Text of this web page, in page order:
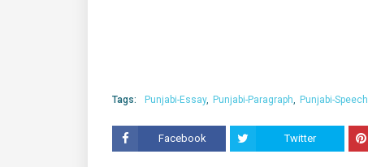
Tags: Punjabi-Essay Punjabi-Paragraph Punjabi-Speech
Facebook Twitter